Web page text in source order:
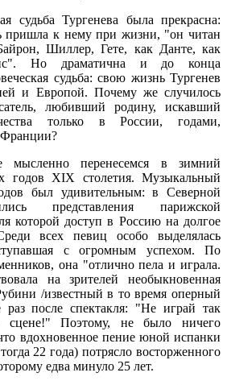
судьба Тургенева была прекрасна:
пришла к нему при жизни, "он читан
Шиллер, Гете, как Данте, как
Но драматична и до конца
судьба: свою жизнь Тургенев
и Европой. Почему же случилось
любивший родину, искавший
только в России, годами,
Франции?
мысленно перенесемся в зимний
годов XIX столетия. Музыкальный
был удивительным: в Северной
представления парижской
которой доступ в Россию на долгое
всех певиц особо выделялась
с огромным успехом. По
она "отлично пела и играла.
на зрителей необыкновенная
/известный в то время оперный
после спектакля: "Не играй так
сцене!" Поэтому, не было ничего
вдохновенное пение юной испанки
22 года) потрясло восторженного
едва минуло 25 лет.